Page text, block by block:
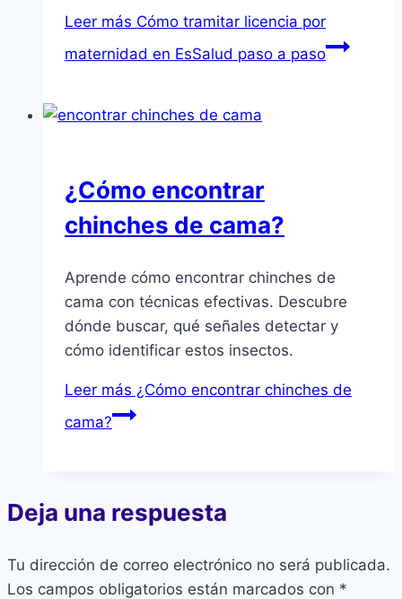
Leer más Cómo tramitar licencia por
maternidad en EsSalud paso a paso
¿Cómo encontrar
chinches de cama?
Aprende cómo encontrar chinches de
cama con técnicas efectivas. Descubre
dónde buscar, qué señales detectar y
cómo identificar estos insectos.
Leer más ¿Cómo encontrar chinches de
cama?
Deja una respuesta
Tu dirección de correo electrónico no será publicada.
Los campos obligatorios están marcados con *